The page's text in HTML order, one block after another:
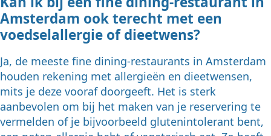
Amsterdam ook terecht met een
voedselallergie of dieetwens?
Ja, de meeste fine dining-restaurants in Amsterdam
houden rekening met allergieën en dieetwensen,
mits je deze vooraf doorgeeft. Het is sterk
aanbevolen om bij het maken van je reservering te
vermelden of je bijvoorbeeld glutenintolerant bent,